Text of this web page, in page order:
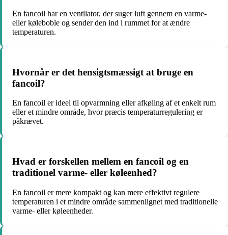
En fancoil har en ventilator, der suger luft gennem en varme-
eller køleboble og sender den ind i rummet for at ændre
temperaturen.
Hvornår er det hensigtsmæssigt at bruge en
fancoil?
En fancoil er ideel til opvarmning eller afkøling af et enkelt rum
eller et mindre område, hvor præcis temperaturregulering er
påkrævet.
Hvad er forskellen mellem en fancoil og en
traditionel varme- eller køleenhed?
En fancoil er mere kompakt og kan mere effektivt regulere
temperaturen i et mindre område sammenlignet med traditionelle
varme- eller køleenheder.